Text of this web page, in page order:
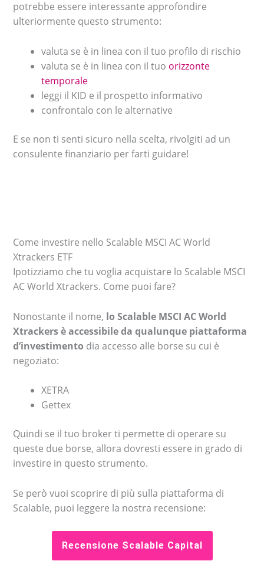
potrebbe essere interessante approfondire
ulteriormente questo strumento:
valuta se è in linea con il tuo profilo di rischio
valuta se è in linea con il tuo orizzonte
temporale
leggi il KID e il prospetto informativo
confrontalo con le alternative
E se non ti senti sicuro nella scelta, rivolgiti ad un
consulente finanziario per farti guidare!
Come investire nello Scalable MSCI AC World
Xtrackers ETF
Ipotizziamo che tu voglia acquistare lo Scalable MSCI
AC World Xtrackers. Come puoi fare?
Nonostante il nome, lo Scalable MSCI AC World
Xtrackers è accessibile da qualunque piattaforma
d’investimento dia accesso alle borse su cui è
negoziato:
XETRA
Gettex
Quindi se il tuo broker ti permette di operare su
queste due borse, allora dovresti essere in grado di
investire in questo strumento.
Se però vuoi scoprire di più sulla piattaforma di
Scalable, puoi leggere la nostra recensione:
Recensione Scalable Capital